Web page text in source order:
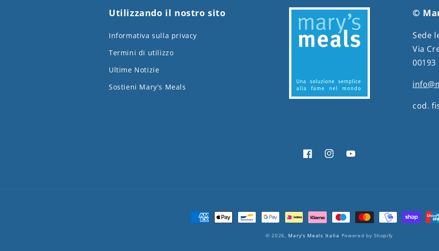
Utilizzando il nostro sito
Informativa sulla privacy
Termini di utilizzo
Ultime Notizie
Sostieni Mary's Meals
©
Sede
Via
00193
cod.
FacebookInstagramYouTube
Metodi
© 2026, Mary's Meals Italia Powered by Shopify